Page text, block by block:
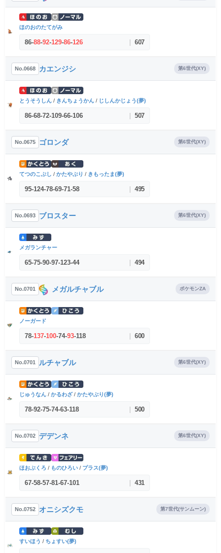
ほのおのたてがみ
86-88-92-129-86-126 | 607
No.0668 カエンジシ 第6世代(XY)
とうそうしん / きんちょうかん / じしんかじょう(夢)
86-68-72-109-66-106 | 507
No.0675 ゴロンダ 第6世代(XY)
てつのこぶし / かたやぶり / きもったま(夢)
95-124-78-69-71-58 | 495
No.0693 ブロスター 第6世代(XY)
メガランチャー
65-75-90-97-123-44 | 494
No.0701 メガルチャブル ポケモンZA
ノーガード
78-137-100-74-93-118 | 600
No.0701 ルチャブル 第6世代(XY)
じゅうなん / かるわざ/ かたやぶり(夢)
78-92-75-74-63-118 | 500
No.0702 デデンネ 第6世代(XY)
ほおぶくろ / ものひろい / プラス(夢)
67-58-57-81-67-101 | 431
No.0752 オニシズクモ 第7世代(サンムーン)
すいほう / ちょすい(夢)